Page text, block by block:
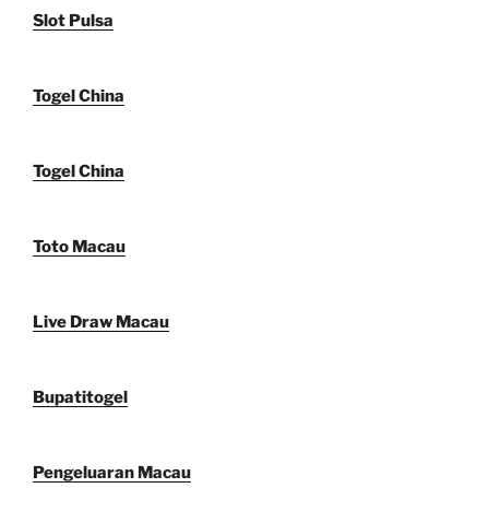
Slot Pulsa
Togel China
Togel China
Toto Macau
Live Draw Macau
Bupatitogel
Pengeluaran Macau